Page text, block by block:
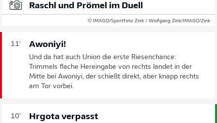
Raschl und Prömel im Duell
© IMAGO/Sportfoto Zink / Wolfgang Zink/IMAGO/Zink
11' Awoniyi!
Und da hat auch Union die erste Riesenchance:
Trimmels flache Hereingabe von rechts landet in der
Mitte bei Awoniyi, der schießt direkt, aber knapp rechts
am Tor vorbei.
10' Hrgota verpasst